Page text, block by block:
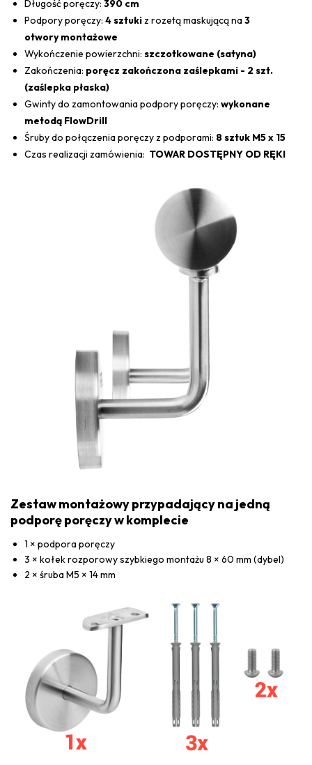
Długość poręczy: 390 cm
Podpory poręczy: 4 sztuki z rozetą maskującą na3
otwory montażowe
Wykończenie powierzchni: szczotkowane (satyna)
Zakończenia: poręcz zakończona zaślepkami - 2 szt.
(zaślepka płaska)
Gwinty do zamontowania podpory poręczy: wykonane
metodą FlowDrill
Śruby do połączenia poręczy z podporami: 8 sztuk M5 x 15
Czas realizacji zamówienia: TOWAR DOSTĘPNY OD RĘKI
Zestaw montażowy przypadający na jedną
podporę poręczy w komplecie
1 × podpora poręczy
3 × kołek rozporowy szybkiego montażu 8 × 60 mm (dybel)
2 × śruba M5 × 14 mm